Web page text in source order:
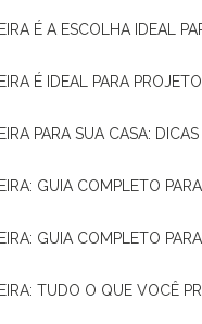
É A ESCOLHA IDEAL
É IDEAL PARA
PARA SUA CASA:
GUIA COMPLETO
GUIA COMPLETO
TUDO O QUE VOCÊ